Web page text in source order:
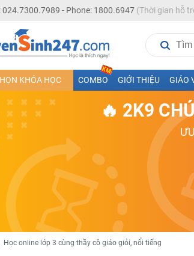
024.7300.7989 - Phone: 1800.6947(Thời gian hỗ
KHÓA HỌC COMBO GIỚI THIỆU GIÁO
🔥 2K9
Học trực tuyến lớp 10 các môn Toán - Lý - Hóa - Văn -
Học online trực tuyến cấp Tiểu học và THCS năm học
Học online lớp 5 cùng thầy cô giáo giỏi, nổi tiếng
Học online lớp 7 cùng thầy cô giáo giỏi
Học online lớp 6 cùng thầy cô giỏi, nổi tiếng
Học online lớp 8 cùng thầy cô giáo giỏi
2K13! Bứt Phá Lớp 5 Năm Học 2023 - 2024
Học online lớp 4 cùng thầy cô giáo giỏi, nổi tiếng
Học online lớp 3 cùng thầy cô giáo giỏi, nổi tiếng